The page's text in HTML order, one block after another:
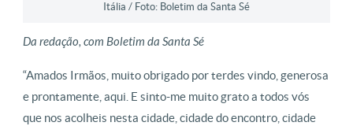
Itália / Foto: Boletim da Santa Sé
Da redação, com Boletim da Santa Sé
“Amados Irmãos, muito obrigado por terdes vindo, generosa
e prontamente, aqui. E sinto-me muito grato a todos vós
que nos acolheis nesta cidade, cidade do encontro, cidade